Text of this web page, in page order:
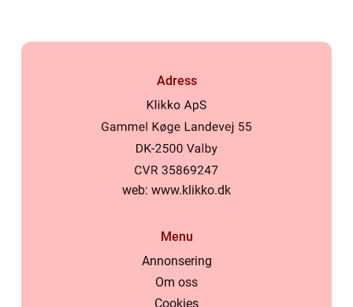
Adress
web: www.klikko.dk
Menu
Annonsering
Om oss
Cookies